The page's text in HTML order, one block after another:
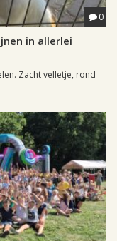
0
in allerlei
Zacht velletje, rond